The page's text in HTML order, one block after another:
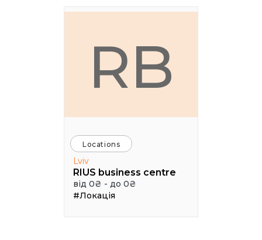
RB
Locations
Lviv
RIUS business centre
від 0₴ - до 0₴
#Локація